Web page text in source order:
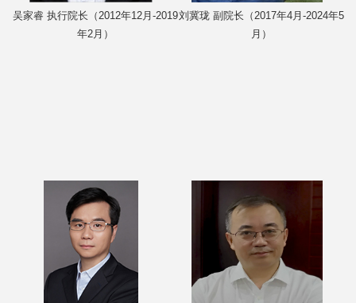
吴家睿 执行院长（2012年12月-2019
年2月）
刘冀珑 副院长（2017年4月-2024年5
月）